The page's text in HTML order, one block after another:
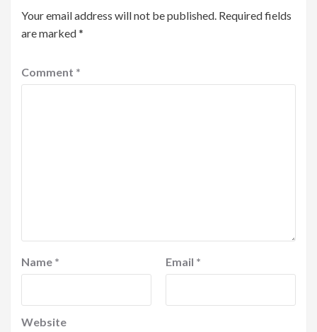
Your email address will not be published. Required fields
are marked*
Comment *
Name * Email *
Website